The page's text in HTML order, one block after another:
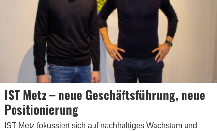
IST Metz – neue Geschäftsführung, neue
Positionierung
IST Metz fokussiert sich auf nachhaltiges Wachstum und